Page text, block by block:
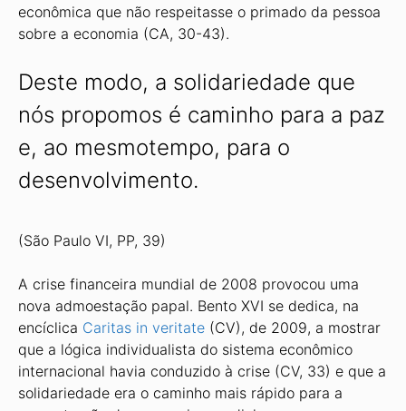
econômica que não respeitasse o primado da pessoa
sobre a economia (CA, 30-43).
Deste modo, a solidariedade que
nós propomos é caminho para a paz
e, ao mesmotempo, para o
desenvolvimento.
(São Paulo VI, PP, 39)
A crise financeira mundial de 2008 provocou uma
nova admoestação papal. Bento XVI se dedica, na
encíclica Caritas in veritate (CV), de 2009, a mostrar
que a lógica individualista do sistema econômico
internacional havia conduzido à crise (CV, 33) e que a
solidariedade era o caminho mais rápido para a